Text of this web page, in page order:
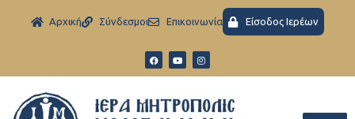
Aρχική Σύνδεσμοι Eπικοινωνία Είσοδος Ιερέων